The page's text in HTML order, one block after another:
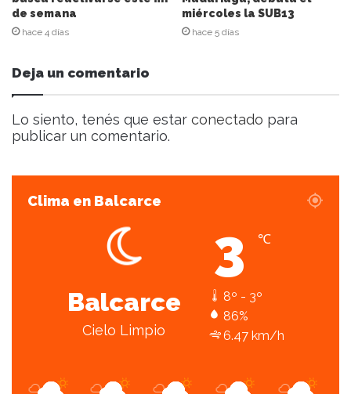
e
c
ó
n
i
c
de semana
hace 4 días
miércoles la SUB13
hace 5 días
Deja un comentario
Lo siento, tenés que estar conectado para
publicar un comentario.
Clima en Balcarce
Balcarce
Cielo Limpio
3 ℃
8º - 3º
86%
6.47 km/h